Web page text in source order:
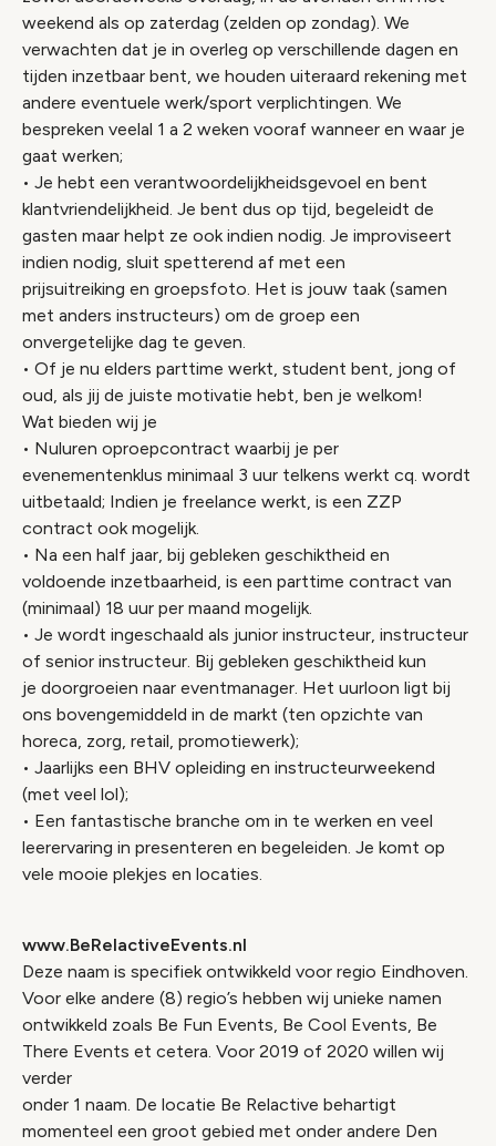
weekend als op zaterdag (zelden op zondag). We
verwachten dat je in overleg op verschillende dagen en
tijden inzetbaar bent, we houden uiteraard rekening met
andere eventuele werk/sport verplichtingen. We
bespreken veelal 1 a 2 weken vooraf wanneer en waar je
gaat werken;
• Je hebt een verantwoordelijkheidsgevoel en bent
klantvriendelijkheid. Je bent dus op tijd, begeleidt de
gasten maar helpt ze ook indien nodig. Je improviseert
indien nodig, sluit spetterend af met een
prijsuitreiking en groepsfoto. Het is jouw taak (samen
met anders instructeurs) om de groep een
onvergetelijke dag te geven.
• Of je nu elders parttime werkt, student bent, jong of
oud, als jij de juiste motivatie hebt, ben je welkom!
Wat bieden wij je
• Nuluren oproepcontract waarbij je per
evenementenklus minimaal 3 uur telkens werkt cq. wordt
uitbetaald; Indien je freelance werkt, is een ZZP
contract ook mogelijk.
• Na een half jaar, bij gebleken geschiktheid en
voldoende inzetbaarheid, is een parttime contract van
(minimaal) 18 uur per maand mogelijk.
• Je wordt ingeschaald als junior instructeur, instructeur
of senior instructeur. Bij gebleken geschiktheid kun
je doorgroeien naar eventmanager. Het uurloon ligt bij
ons bovengemiddeld in de markt (ten opzichte van
horeca, zorg, retail, promotiewerk);
• Jaarlijks een BHV opleiding en instructeurweekend
(met veel lol);
• Een fantastische branche om in te werken en veel
leerervaring in presenteren en begeleiden. Je komt op
vele mooie plekjes en locaties.
www.BeRelactiveEvents.nl
Deze naam is specifiek ontwikkeld voor regio Eindhoven.
Voor elke andere (8) regio’s hebben wij unieke namen
ontwikkeld zoals Be Fun Events, Be Cool Events, Be
There Events et cetera. Voor 2019 of 2020 willen wij
verder
onder 1 naam. De locatie Be Relactive behartigt
momenteel een groot gebied met onder andere Den